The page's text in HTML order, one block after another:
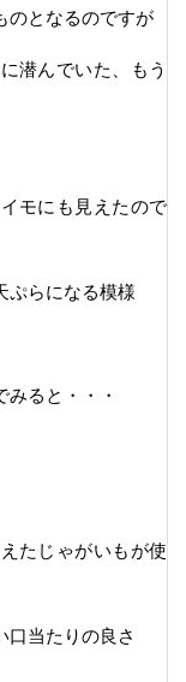
のとなるのですが
潜んでいた、もう
モにも見えたので
ぷらになる模様
ると・・・
たじゃがいもが使
口当たりの良さ